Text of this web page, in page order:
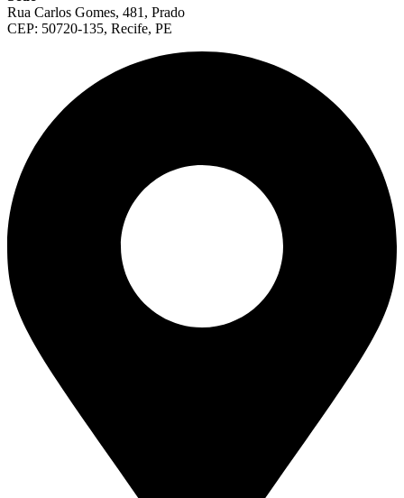
Rua Carlos Gomes, 481, Prado
CEP: 50720-135, Recife, PE